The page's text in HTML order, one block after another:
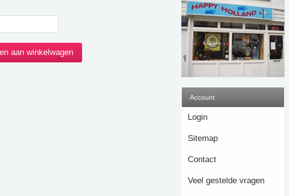
Account
Login
Sitemap
Contact
Veel gestelde vragen